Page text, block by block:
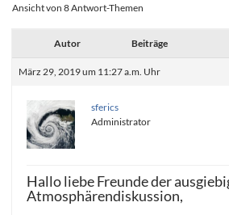
Ansicht von 8 Antwort-Themen
Autor Beiträge
März 29, 2019 um 11:27 a.m. Uhr
sferics
Administrator
Hallo liebe Freunde der
Atmosphärendiskussion,